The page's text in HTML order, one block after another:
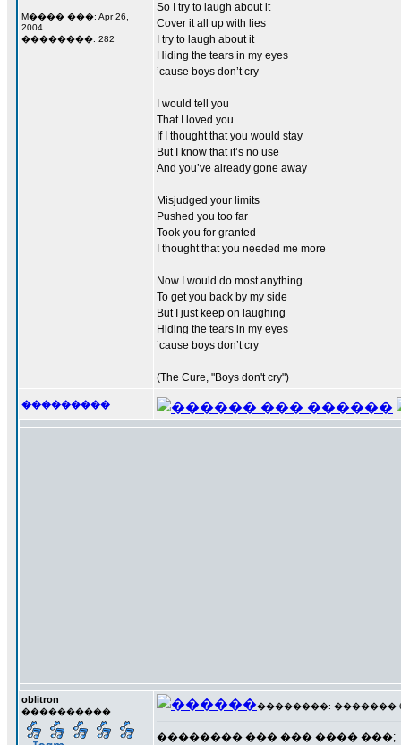
M���� ���: Apr 26,
2004
��������: 282
So I try to laugh about it
Cover it all up with lies
I try to laugh about it
Hiding the tears in my eyes
’cause boys don’t cry
I would tell you
That I loved you
If I thought that you would stay
But I know that it’s no use
And you’ve already gone away
Misjudged your limits
Pushed you too far
Took you for granted
I thought that you needed me more
Now I would do most anything
To get you back by my side
But I just keep on laughing
Hiding the tears in my eyes
’cause boys don’t cry
(The Cure, "Boys don't cry")
���������
oblitron
����������
��������: ������� 6
�������� ��� ��� ���� ���;